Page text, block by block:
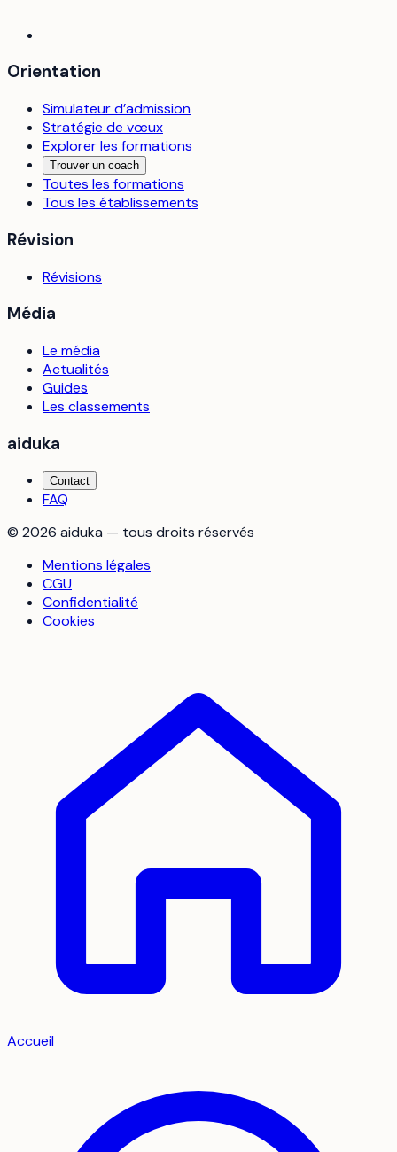
Orientation
Simulateur d’admission
Stratégie de vœux
Explorer les formations
Trouver un coach
Toutes les formations
Tous les établissements
Révision
Révisions
Média
Le média
Actualités
Guides
Les classements
aiduka
Contact
FAQ
© 2026 aiduka — tous droits réservés
Mentions légales
CGU
Confidentialité
Cookies
Accueil